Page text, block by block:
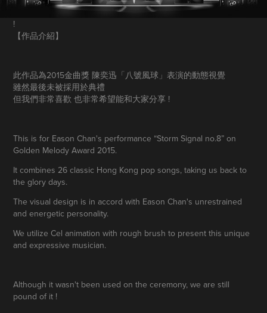
!
【作品介紹】
此作品為2015金曲獎 陳奕迅「八號風球」表演的動態視覺
雖然最後未被採用於典禮
但我們非常喜歡 也非常希望能和大家分享 !
This is for Eason Chan's performance “Storm Signal no.8” on
Golden Melody Award 2015.
It combines 26 classic Hong Kong pop songs, taking us back to
the glory days.
The visual design is in accord with Eason Chan's unrestrained
and energetic personality.
We utilize Cel animation with rough brush to present this unique
and expressive musician.
Although it wasn't been used on the ceremony, we are still
pound of it !